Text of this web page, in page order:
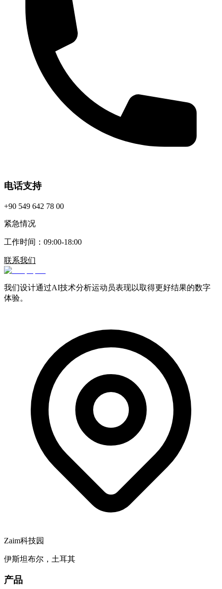
电话支持
+90 549 642 78 00
紧急情况
工作时间：09:00-18:00
联系我们
我们设计通过AI技术分析运动员表现以取得更好结果的数字
体验。
Zaim科技园
伊斯坦布尔，土耳其
产品